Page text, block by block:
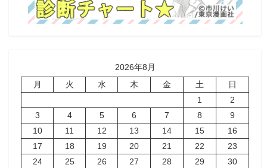
2026年8月
月
火 水 木 金 土
日
1
2
3
4 5 6 7 8
9
10
11 12 13 14 15
16
17
18 19 20 21 22
23
24
25 26 27 28 29
30